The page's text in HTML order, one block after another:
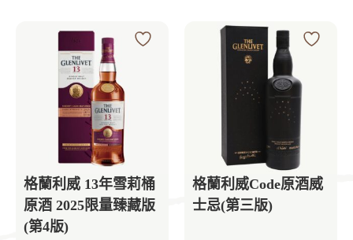
格蘭利威 13年雪莉桶
原酒 2025限量臻藏版
(第4版)
格蘭利威Code原酒威
士忌(第三版)